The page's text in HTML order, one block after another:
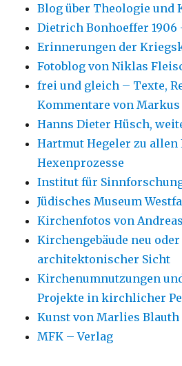
Blog über Theologie und
Dietrich Bonhoeffer 1906
Erinnerungen der
Fotoblog von Niklas
frei und gleich – Texte,
Kommentare von
Hanns Dieter Hüsch,
Hartmut Hegeler zu allen
Hexenprozesse
Institut für
Jüdisches Museum
Kirchenfotos von
Kirchengebäude neu
architektonischer Sicht
Kirchenumnutzungen
Projekte in kirchlicher
Kunst von Marlies Blauth
MFK – Verlag